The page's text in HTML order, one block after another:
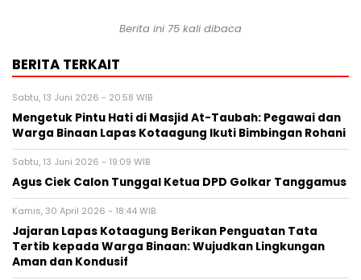
Berita ini 75 kali dibaca
BERITA TERKAIT
Sabtu, 13 Juni 2026 - 20:58 WIB
Mengetuk Pintu Hati di Masjid At-Taubah: Pegawai dan
Warga Binaan Lapas Kotaagung Ikuti Bimbingan Rohani
Sabtu, 13 Juni 2026 - 19:09 WIB
Agus Ciek Calon Tunggal Ketua DPD Golkar Tanggamus
Kamis, 30 April 2026 - 18:44 WIB
Jajaran Lapas Kotaagung Berikan Penguatan Tata
Tertib kepada Warga Binaan: Wujudkan Lingkungan
Aman dan Kondusif